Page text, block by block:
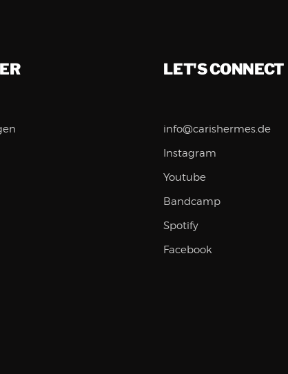
LET'S CONNECT
info@carishermes.de
Instagram
Youtube
Bandcamp
Spotify
Facebook